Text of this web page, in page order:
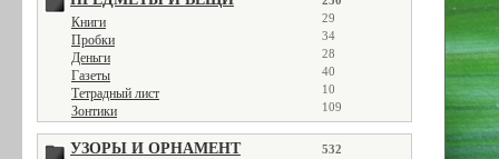
Книги 29
Пробки 34
Деньги 28
Газеты 40
Тетрадный лист 10
Зонтики 109
УЗОРЫ И ОРНАМЕНТ 532